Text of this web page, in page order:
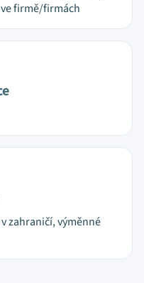
firmě/firmách
zahraničí, výměnné